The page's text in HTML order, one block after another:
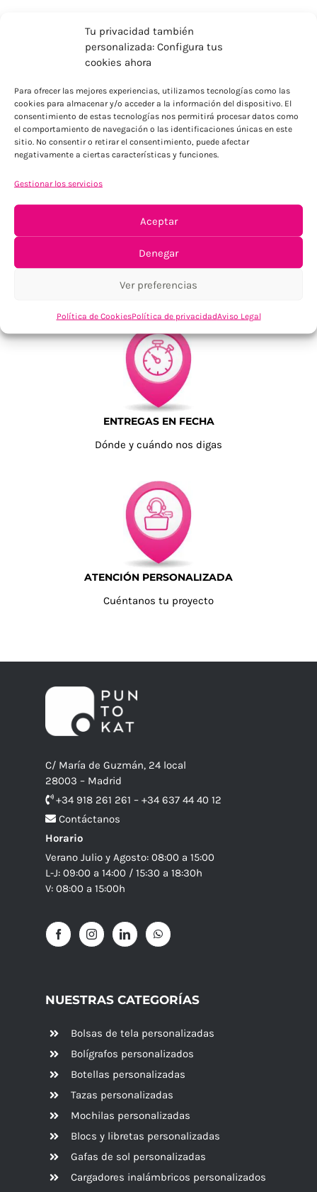
Tu privacidad también
personalizada: Configura tus
cookies ahora
Para ofrecer las mejores experiencias, utilizamos tecnologías como las
cookies para almacenar y/o acceder a la información del dispositivo. El
consentimiento de estas tecnologías nos permitirá procesar datos como
el comportamiento de navegación o las identificaciones únicas en este
sitio. No consentir o retirar el consentimiento, puede afectar
negativamente a ciertas características y funciones.
Gestionar los servicios
Aceptar
Denegar
Ver preferencias
Política de CookiesPolítica de privacidadAviso Legal
ENVÍOS ECONÓMICOS
Para Península, resto consultar
TU SATISFACCIÓN = LA NUESTRA
Tu confianza, nuestro objetivo
ENTREGAS EN FECHA
Dónde y cuándo nos digas
ATENCIÓN PERSONALIZADA
Cuéntanos tu proyecto
C/ María de Guzmán, 24 local
28003 – Madrid
+34 918 261 261 – +34 637 44 40 12
Contáctanos
Horario
Verano Julio y Agosto: 08:00 a 15:00
L-J: 09:00 a 14:00 / 15:30 a 18:30h
V: 08:00 a 15:00h
NUESTRAS CATEGORÍAS
Bolsas de tela personalizadas
Bolígrafos personalizados
Botellas personalizadas
Tazas personalizadas
Mochilas personalizadas
Blocs y libretas personalizadas
Gafas de sol personalizadas
Cargadores inalámbricos personalizados